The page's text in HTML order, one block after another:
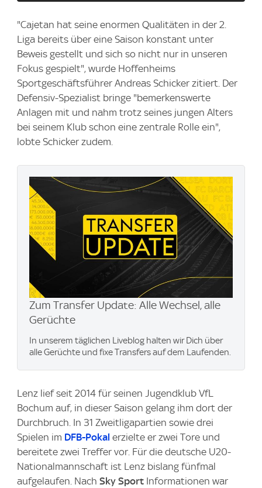
"Cajetan hat seine enormen Qualitäten in der 2.
Liga bereits über eine Saison konstant unter
Beweis gestellt und sich so nicht nur in unseren
Fokus gespielt", wurde Hoffenheims
Sportgeschäftsführer Andreas Schicker zitiert. Der
Defensiv-Spezialist bringe "bemerkenswerte
Anlagen mit und nahm trotz seines jungen Alters
bei seinem Klub schon eine zentrale Rolle ein",
lobte Schicker zudem.
Zum Transfer Update: Alle Wechsel, alle
Gerüchte
In unserem täglichen Liveblog halten wir Dich über
alle Gerüchte und fixe Transfers auf dem Laufenden.
Lenz lief seit 2014 für seinen Jugendklub VfL
Bochum auf, in dieser Saison gelang ihm dort der
Durchbruch. In 31 Zweitligapartien sowie drei
Spielen im DFB-Pokal erzielte er zwei Tore und
bereitete zwei Treffer vor. Für die deutsche U20-
Nationalmannschaft ist Lenz bislang fünfmal
aufgelaufen. Nach Sky Sport Informationen war